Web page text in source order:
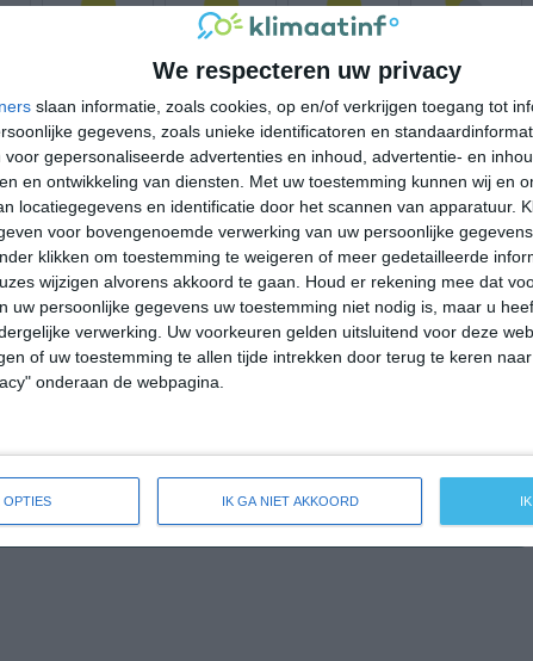
We respecteren uw privacy
slaan informatie, zoals cookies, op en/of verkrijgen toegang tot
gegevens, zoals unieke identificatoren en
gepersonaliseerde advertenties en inhoud, advertentie- en
en ontwikkeling van diensten.
Met uw toestemming kunnen wij en
locatiegegevens en identificatie door het scannen van apparatuur.
voor bovengenoemde verwerking van uw persoonlijke
klikken om toestemming te weigeren of meer gedetailleerde
wijzigen alvorens akkoord te gaan.
Houd er rekening mee dat
uw persoonlijke gegevens uw toestemming niet nodig is, maar u
verwerking. Uw voorkeuren gelden uitsluitend voor deze
of uw toestemming te allen tijde intrekken door terug te keren
onderaan de webpagina.
OPTIES IK GA NIET AKKOORD
29°C 24°C 16°C 15°C 15°C
18:00 21:00 00:00 03:00 06:00
18:00 21:00 00:00 03:00 06:00
OZO 1 ONO 1 O 1 OZO 1 OZO 1
weersverwachting voor Sinzig